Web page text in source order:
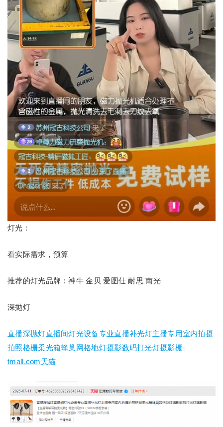
灯光：
看实际需求，预算
推荐的灯光品牌：神牛 金贝 爱图仕 耐思 南光
深抛灯
直播深抛灯直播间灯光设备专业直播补光灯主播专用室内拍摄
拍照格栅柔光箱蜂巢网格地灯摄影数码打光灯摄影棚-
tmall.com天猫